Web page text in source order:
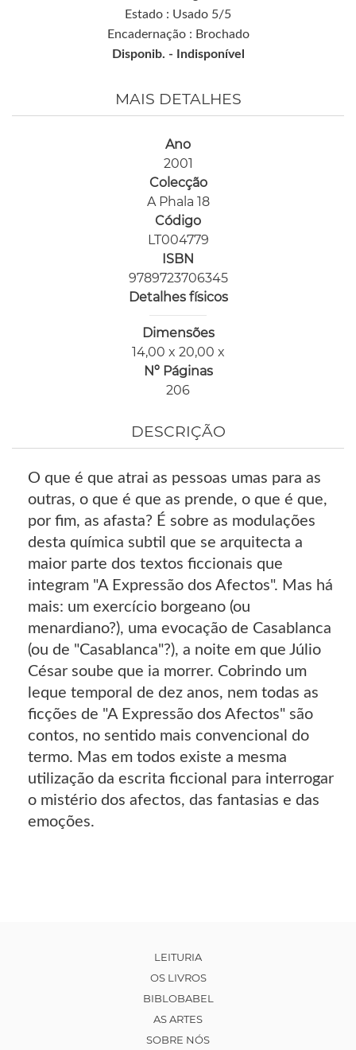
Estado : Usado 5/5
Encadernação : Brochado
Disponib. -
Indisponível
MAIS DETALHES
Ano
2001
Colecção
A Phala 18
Código
LT004779
ISBN
9789723706345
Detalhes físicos
Dimensões
14,00 x 20,00 x
Nº Páginas
206
DESCRIÇÃO
O que é que atrai as pessoas umas para as
outras, o que é que as prende, o que é que,
por fim, as afasta? É sobre as modulações
desta química subtil que se arquitecta a
maior parte dos textos ficcionais que
integram "A Expressão dos Afectos". Mas há
mais: um exercício borgeano (ou
menardiano?), uma evocação de Casablanca
(ou de "Casablanca"?), a noite em que Júlio
César soube que ia morrer. Cobrindo um
leque temporal de dez anos, nem todas as
ficções de "A Expressão dos Afectos" são
contos, no sentido mais convencional do
termo. Mas em todos existe a mesma
utilização da escrita ficcional para interrogar
o mistério dos afectos, das fantasias e das
emoções.
LEITURIA
OS LIVROS
BIBLOBABEL
AS ARTES
SOBRE NÓS